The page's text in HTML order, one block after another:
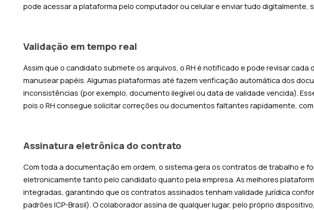
pode acessar a plataforma pelo computador ou celular e enviar tudo digitalmente,
Validação em tempo real
Assim que o candidato submete os arquivos, o RH é notificado e pode revisar
manusear papéis. Algumas plataformas até fazem verificação automática dos
inconsistências (por exemplo, documento ilegível ou data de validade vencida).
pois o RH consegue solicitar correções ou documentos faltantes rapidamente, com
Assinatura eletrônica do contrato
Com toda a documentação em ordem, o sistema gera os contratos de trabalho e
eletronicamente tanto pelo candidato quanto pela empresa. As melhores
integradas, garantindo que os contratos assinados tenham validade jurídica
padrões ICP-Brasil). O colaborador assina de qualquer lugar, pelo próprio